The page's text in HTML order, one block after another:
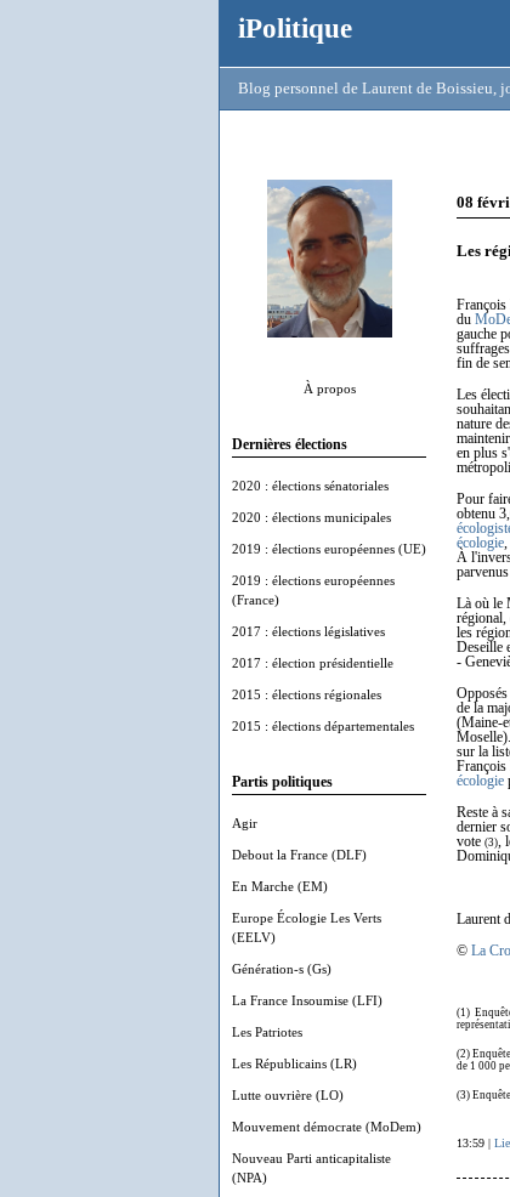
iPolitique
Blog personnel de Laurent de Boissieu,
À propos
Dernières élections
2020 : élections sénatoriales
2020 : élections municipales
2019 : élections européennes (UE)
2019 : élections européennes
(France)
2017 : élections législatives
2017 : élection présidentielle
2015 : élections régionales
2015 : élections départementales
Partis politiques
Agir
Debout la France (DLF)
En Marche (EM)
Europe Écologie Les Verts
(EELV)
Génération-s (Gs)
La France Insoumise (LFI)
Les Patriotes
Les Républicains (LR)
Lutte ouvrière (LO)
Mouvement démocrate (MoDem)
Nouveau Parti anticapitaliste
(NPA)
08
Les
François
du
gauche
fin de
Les
nature
en plus
Pour
obtenu
écologie
À
parvenus
Là où le
régional,
les
Deseille
-
de la
(Maine-
sur la
François
écologie
Reste à
dernier
vote (3)
Laurent
© La
(1)
(2)
de 1 000
(3)
13:59 |